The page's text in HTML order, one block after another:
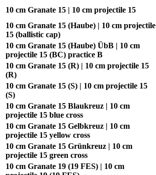
10 cm Granate 15 | 10 cm projectile 15
10 cm Granate 15 (Haube) | 10 cm projectile
15 (ballistic cap)
10 cm Granate 15 (Haube) ÜbB | 10 cm
projectile 15 (BC) practice B
10 cm Granate 15 (R) | 10 cm projectile 15
(R)
10 cm Granate 15 (S) | 10 cm projectile 15
(S)
10 cm Granate 15 Blaukreuz | 10 cm
projectile 15 blue cross
10 cm Granate 15 Gelbkreuz | 10 cm
projectile 15 yellow cross
10 cm Granate 15 Grünkreuz | 10 cm
projectile 15 green cross
10 cm Granate 19 (19 FES) | 10 cm